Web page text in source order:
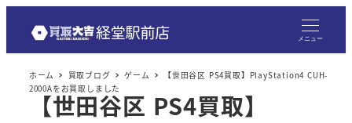
メニュー
ホーム 買取ブログ ゲーム
【世田谷区 PS4買取】PlayStation4 CUH-
2000Aをお買取しました
【世田谷区 PS4買取】